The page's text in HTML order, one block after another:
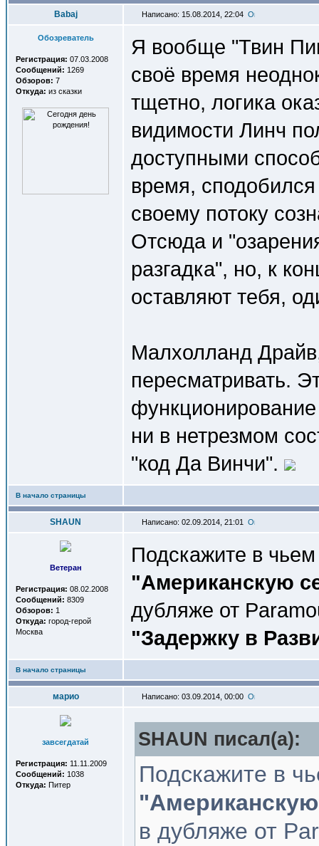
Babaj Написано: 15.08.2014, 22:04
Обозреватель
Регистрация: 07.03.2008
Сообщений: 1269
Обзоров: 7
Откуда: из сказки
Я вообще "Твин
своё время
тщетно, логика
видимости Линч
доступными
время,
своему потоку
Отсюда и
разгадка", но, к
оставляют тебя,
Малхолланд
пересматривать.
ни в нетрезмом
"код Да Винчи".
В начало страницы
SHAUN Написано: 02.09.2014, 21:01
Ветеран
Регистрация: 08.02.2008
Сообщений: 8309
Обзоров: 1
Откуда: город-герой
Москва
Подскажите в
"Американскую
дубляже от
"Задержку в
В начало страницы
марио Написано: 03.09.2014, 00:00
завсегдатай
Регистрация: 11.11.2009
Сообщений: 1038
Откуда: Питер
SHAUN писал(a):
Подскажите в
в дубляже от